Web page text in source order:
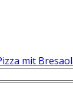
mit